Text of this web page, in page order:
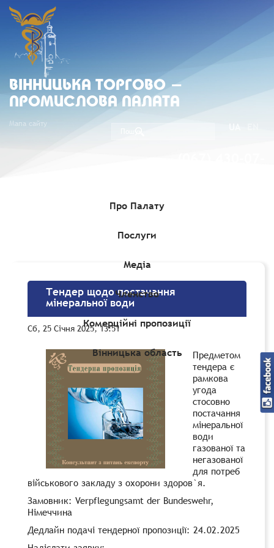
ВIННИЦЬКА ТОРГОВО -
ПРОМИСЛОВА ПАЛАТА
Мапа сайту
Про Палату
Послуги
Медіа
Членство
Комерційні пропозиції
Вінницька область
Комерційні пропозиції»Тендер щодо постачання
Тендер щодо постачання
мінеральної води
Сб, 25 Січня 2025, 13:51
Предметом
тендера є
рамкова
угода
стосовно
постачання
мінеральної
води
газованої та
негазованої
для потреб
військового закладу з охорони здоров`я.
Замовник: Verpflegungsamt der Bundeswehr,
Німеччина
Дедлайн подачі тендерної пропозиції: 24.02.2025